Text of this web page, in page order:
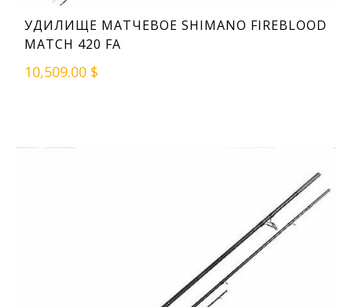
УДИЛИЩЕ МАТЧЕВОЕ SHIMANO FIREBLOOD
MATCH 420 FA
10,509.00 $